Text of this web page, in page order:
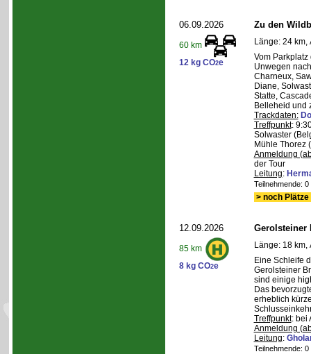
06.09.2026
60 km
12 kg CO2e
Zu den
Länge: 24 km,
Vom
Unwegen
Charneux,
Diane,
Statte,
Belleheid und
Trackdaten:
Treffpunkt:
Solwaster
Mühle Thorez
Anmeldung
der Tour
Leitung:
Teilnehmende:
> noch
12.09.2026
85 km
8 kg CO2e
Gerolsteiner
Länge: 18 km,
Eine Schleife
Gerolsteiner
sind einige
Das
erheblich
Treffpunkt: bei
Anmeldung
Leitung:
Teilnehmende: